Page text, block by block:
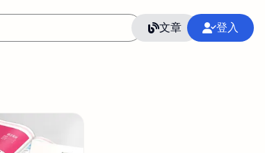
文章 登入
整合行銷公關
CRM GoogleAnalytics